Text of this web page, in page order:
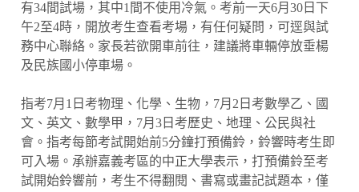
有34間試場，其中1間不使用冷氣。考前一天6月30日下
午2至4時，開放考生查看考場，有任何疑問，可逕與試
務中心聯絡。家長若欲開車前往，建議將車輛停放垂楊
及民族國小停車場。
指考7月1日考物理、化學、生物，7月2日考數學乙、國
文、英文、數學甲，7月3日考歷史、地理、公民與社
會。指考每節考試開始前5分鐘打預備鈴，鈴響時考生即
可入場。承辦嘉義考區的中正大學表示，打預備鈴至考
試開始鈴響前，考生不得翻閱、書寫或畫記試題本，僅